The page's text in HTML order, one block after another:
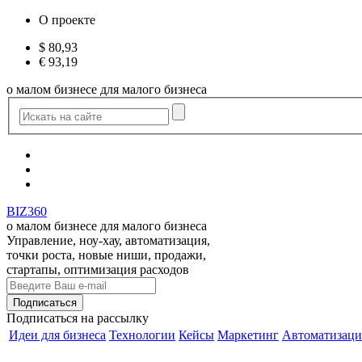
О проекте
$ 80,93
€ 93,19
о малом бизнесе для малого бизнеса
BIZ360
о малом бизнесе для малого бизнеса
Управление, ноу-хау, автоматизация,
точки роста, новые ниши, продажи,
стартапы, оптимизация расходов
Подписаться на рассылку
Идеи для бизнеса Технологии Кейсы Маркетинг